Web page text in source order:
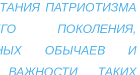
ПАТРИОТИЗМА
ПОКОЛЕНИЯ,
ОБЫЧАЕВ И
ТАКИХ